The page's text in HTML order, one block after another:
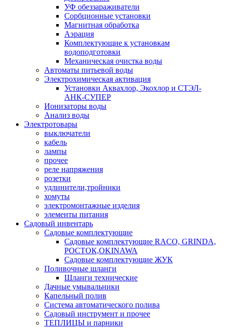
УФ обеззараживатели
Сорбционные установки
Магнитная обработка
Аэрация
Комплектующие к установкам
водоподготовки
Механическая очистка воды
Автоматы питьевой воды
Электрохимическая активация
Установки Аквахлор, Экохлор и СТЭЛ-
АНК-СУПЕР
Ионизаторы воды
Анализ воды
Электротовары
выключатели
кабель
лампы
прочее
реле напряжения
розетки
удлинители,тройники
хомуты
электромонтажные изделия
элементы питания
Садовый инвентарь
Садовые комплектующие
Садовые комплектующие RACO, GRINDA,
РОСТОК,OKINAWA
Садовые комплектующие ЖУК
Поливочные шланги
Шланги технические
Дачные умывальники
Капельный полив
Система автоматического полива
Садовый инструмент и прочее
ТЕПЛИЦЫ и парники